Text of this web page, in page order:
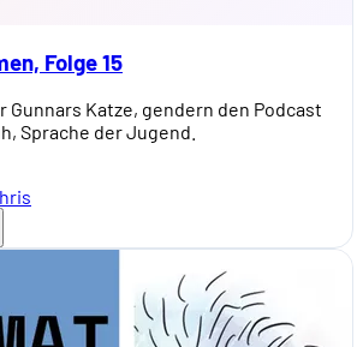
Folge 15
Gunnars Katze, gendern den Podcast
Sprache der Jugend.